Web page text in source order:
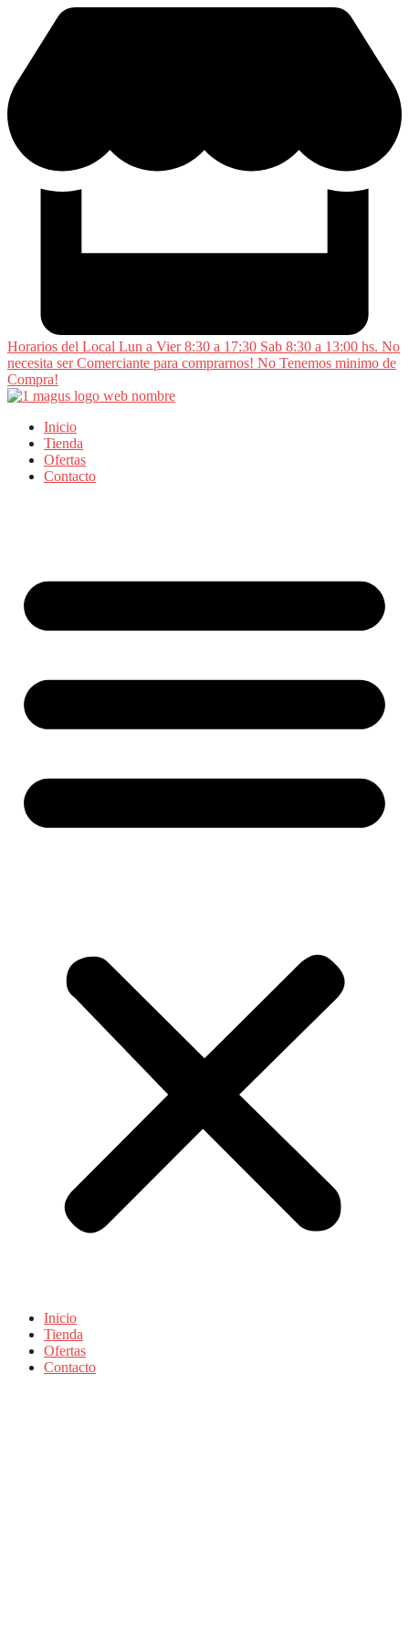
contenido
Horarios del Local Lun a Vier 8:30 a 17:30 Sab 8:30 a 13:00 hs. No
necesita ser Comerciante para comprarnos! No Tenemos minimo de
Compra!
Inicio
Tienda
Ofertas
Contacto
Inicio
Tienda
Ofertas
Contacto